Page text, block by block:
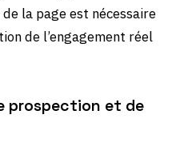
la page est nécessaire
de l’engagement réel
prospection et de